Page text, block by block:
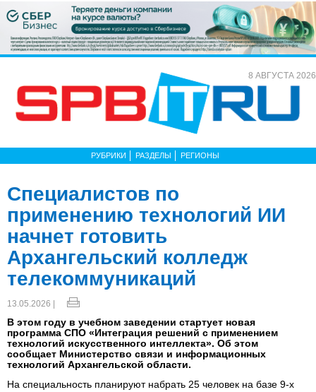
8 АВГУСТА 2026
РУБРИКИ РАЗДЕЛЫ РЕГИОНЫ
Специалистов по
применению технологий ИИ
начнет готовить
Архангельский колледж
телекоммуникаций
13.05.2026 |
В этом году в учебном заведении стартует новая
программа СПО «Интеграция решений с применением
технологий искусственного интеллекта». Об этом
сообщает Министерство связи и информационных
технологий Архангельской области.
На специальность планируют набрать 25 человек на базе 9-х